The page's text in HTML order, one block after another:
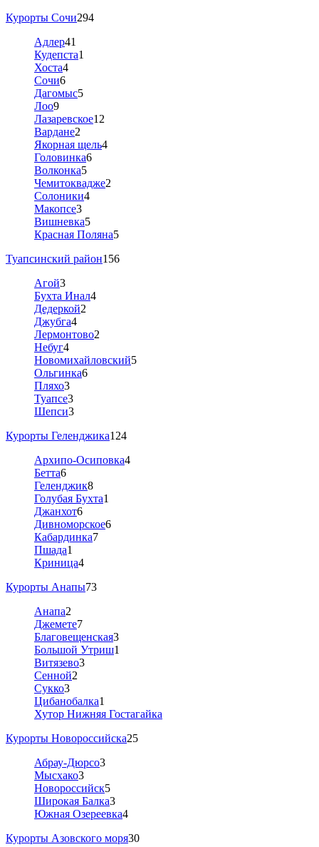
Курорты Сочи294
Адлер41
Кудепста1
Хоста4
Сочи6
Дагомыс5
Лоо9
Лазаревское12
Вардане2
Якорная щель4
Головинка6
Волконка5
Чемитоквадже2
Солоники4
Макопсе3
Вишневка5
Красная Поляна5
Туапсинский район156
Агой3
Бухта Инал4
Дедеркой2
Джубга4
Лермонтово2
Небуг4
Новомихайловский5
Ольгинка6
Пляхо3
Туапсе3
Шепси3
Курорты Геленджика124
Архипо-Осиповка4
Бетта6
Геленджик8
Голубая Бухта1
Джанхот6
Дивноморское6
Кабардинка7
Пшада1
Криница4
Курорты Анапы73
Анапа2
Джемете7
Благовещенская3
Большой Утриш1
Витязево3
Сенной2
Сукко3
Цибанобалка1
Хутор Нижняя Гостагайка
Курорты Новороссийска25
Абрау-Дюрсо3
Мысхако3
Новороссийск5
Широкая Балка3
Южная Озереевка4
Курорты Азовского моря30